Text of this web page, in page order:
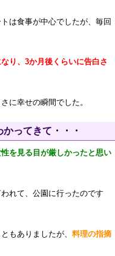
は食事が中心でしたが、毎回
り、3か月後くらいに告白さ
に幸せの瞬間でした。
ってきて・・・
を見る目が厳しかったと思い
れて、公園に行ったのです
もありましたが、 料理の指摘